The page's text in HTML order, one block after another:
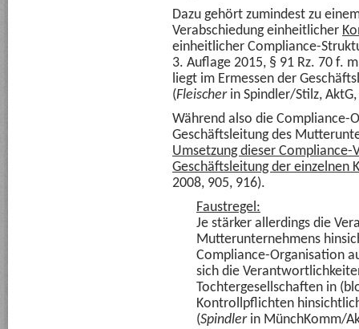
Dazu gehört zumindest zu
Verabschiedung einheitlicher
einheitlicher Compliance-
3. Auflage 2015, § 91 Rz. 70 f.
liegt im Ermessen der
(Fleischerin Spindler/Stilz,
Während also die Compliance-
Geschäftsleitung des
Umsetzung dieser Compliance-
Geschäftsleitung der einzelnen
2008, 905, 916).
Faustregel:
Je stärker allerdings die
Mutterunternehmens
Compliance-Organisation
sich die
Tochtergesellschaften in
Kontrollpflichten
(Spindlerin MünchKomm/